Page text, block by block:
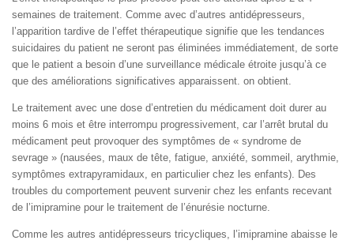
semaines de traitement. Comme avec d’autres antidépresseurs,
l’apparition tardive de l’effet thérapeutique signifie que les tendances
suicidaires du patient ne seront pas éliminées immédiatement, de sorte
que le patient a besoin d’une surveillance médicale étroite jusqu’à ce
que des améliorations significatives apparaissent. on obtient.
Le traitement avec une dose d’entretien du médicament doit durer au
moins 6 mois et être interrompu progressivement, car l’arrêt brutal du
médicament peut provoquer des symptômes de « syndrome de
sevrage » (nausées, maux de tête, fatigue, anxiété, sommeil, arythmie,
symptômes extrapyramidaux, en particulier chez les enfants). Des
troubles du comportement peuvent survenir chez les enfants recevant
de l’imipramine pour le traitement de l’énurésie nocturne.
Comme les autres antidépresseurs tricycliques, l’imipramine abaisse le